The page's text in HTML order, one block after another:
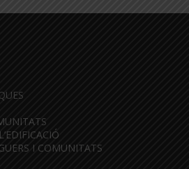
I COMUNITATS